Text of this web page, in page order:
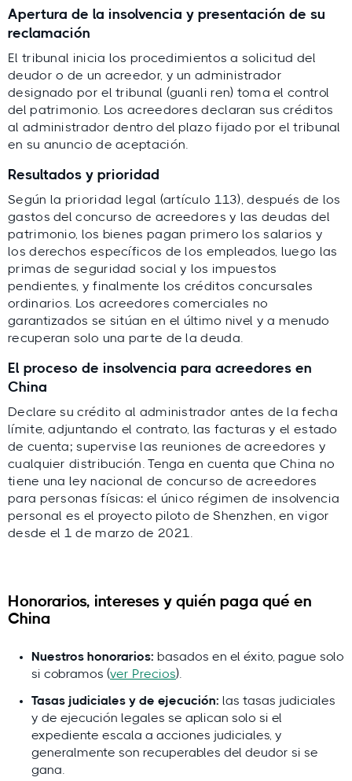
Apertura de la insolvencia y presentación de su
reclamación
El tribunal inicia los procedimientos a solicitud del
deudor o de un acreedor, y un administrador
designado por el tribunal (guanli ren) toma el control
del patrimonio. Los acreedores declaran sus créditos
al administrador dentro del plazo fijado por el tribunal
en su anuncio de aceptación.
Resultados y prioridad
Según la prioridad legal (artículo 113), después de los
gastos del concurso de acreedores y las deudas del
patrimonio, los bienes pagan primero los salarios y
los derechos específicos de los empleados, luego las
primas de seguridad social y los impuestos
pendientes, y finalmente los créditos concursales
ordinarios. Los acreedores comerciales no
garantizados se sitúan en el último nivel y a menudo
recuperan solo una parte de la deuda.
El proceso de insolvencia para acreedores en
China
Declare su crédito al administrador antes de la fecha
límite, adjuntando el contrato, las facturas y el estado
de cuenta; supervise las reuniones de acreedores y
cualquier distribución. Tenga en cuenta que China no
tiene una ley nacional de concurso de acreedores
para personas físicas: el único régimen de insolvencia
personal es el proyecto piloto de Shenzhen, en vigor
desde el 1 de marzo de 2021.
Honorarios, intereses y quién paga qué en
China
Nuestros honorarios: basados en el éxito, pague solo
si cobramos (ver Precios).
Tasas judiciales y de ejecución: las tasas judiciales
y de ejecución legales se aplican solo si el
expediente escala a acciones judiciales, y
generalmente son recuperables del deudor si se
gana.